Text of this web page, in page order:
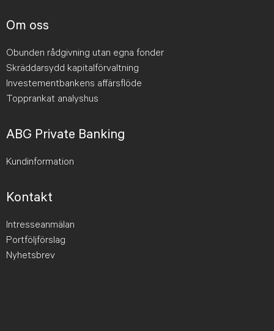
Om oss
Obunden rådgivning utan egna fonder
Skräddarsydd kapitalförvaltning
Investementbankens affärsflöde
Topprankat analyshus
ABG Private Banking
Kundinformation
Kontakt
Intresseanmälan
Portföljförslag
Nyhetsbrev